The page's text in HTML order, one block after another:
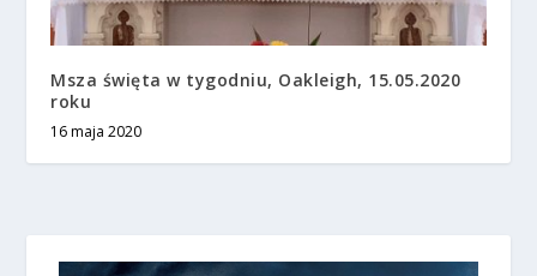
Msza święta w tygodniu, Oakleigh, 15.05.2020
roku
16 maja 2020